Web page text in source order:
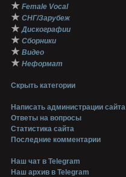
★ Female Vocal
★ СНГ/Зарубеж
★ Дискографии
★ Сборники
★ Видео
★ Неформат
Скрыть категории
Написать администрации сайта
Ответы на вопросы
Статистика сайта
Последние комментарии
Наш чат в Telegram
Наш архив в Telegram